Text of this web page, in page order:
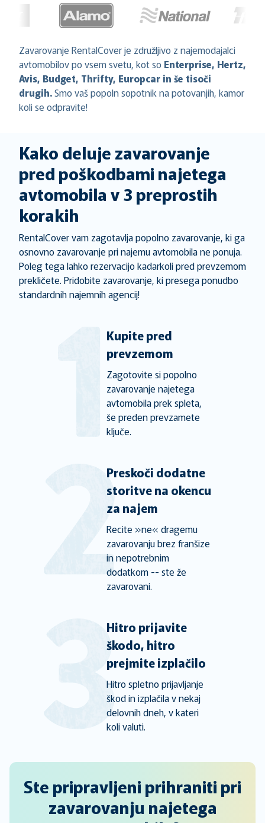
Zavarovanje RentalCover je združljivo z najemodajalci
avtomobilov po vsem svetu, kot so Enterprise, Hertz,
Avis, Budget, Thrifty, Europcar in še tisoči
drugih.Smo vaš popoln sopotnik na potovanjih, kamor
koli se odpravite!
Kako deluje zavarovanje
pred poškodbami najetega
avtomobila v 3 preprostih
korakih
RentalCover vam zagotavlja popolno zavarovanje, ki ga
osnovno zavarovanje pri najemu avtomobila ne ponuja.
Poleg tega lahko rezervacijo kadarkoli pred prevzemom
prekličete. Pridobite zavarovanje, ki presega ponudbo
standardnih najemnih agencij!
Kupite pred
prevzemom
Zagotovite si popolno
zavarovanje najetega
avtomobila prek spleta,
še preden prevzamete
ključe.
Preskoči dodatne
storitve na okencu
za najem
Recite »ne« dragemu
zavarovanju brez franšize
in nepotrebnim
dodatkom -- ste že
zavarovani.
Hitro prijavite
škodo, hitro
prejmite izplačilo
Hitro spletno prijavljanje
škod in izplačila v nekaj
delovnih dneh, v kateri
koli valuti.
Ste pripravljeni prihraniti pri
zavarovanju najetega